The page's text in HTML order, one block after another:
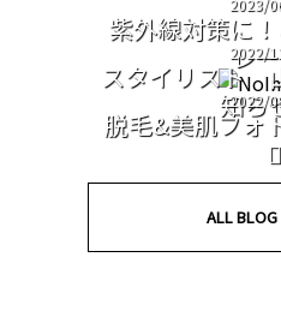
紫外線対策に
レー
2022/
スタイリスト
知ら
2022/
脱毛&美肌フォ
ALL BLOG